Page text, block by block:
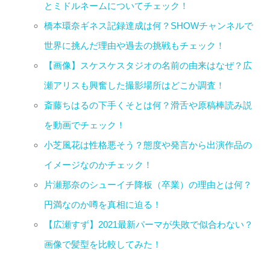
とミドルネームについてチェック！
橋本環奈ギネス記録達成は何？SHOWチャンネルで
世界に挑んだ理由や過去の挑戦もチェック！
【画像】スケスケスタジオの名前の由来はなぜ？広
瀬アリスも興奮した撮影場所はどこか調査！
斎藤ちはるの下手くそとは何？滑舌や原稿棒読み説
を動画でチェック！
小芝風花は性格悪そう？態度や発言から出演作品の
イメージなのかチェック！
片瀬那奈のシューイチ降板（卒業）の理由とは何？
円満なのか噂を真相に迫る！
【広瀬すず】2021最新パーマが失敗で似合わない？
画像で髪型を比較してみた！